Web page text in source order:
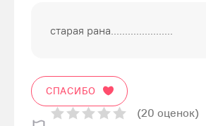
старая рана......................
СПАСИБО
(20 оценок)